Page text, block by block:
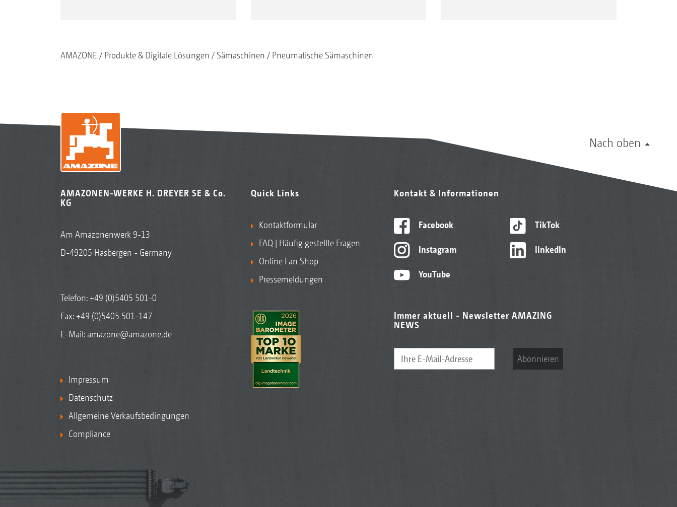
AMAZONE Produkte & Digitale Lösungen Sämaschinen Pneumatische Sämaschinen
Nach oben
AMAZONEN-WERKE H. DREYER SE & Co.
KG
Am Amazonenwerk 9-13
D-49205 Hasbergen - Germany
Telefon:+49 (0)5405 501-0
Fax: +49 (0)5405 501-147
E-Mail: amazone@amazone.de
Impressum
Datenschutz
Allgemeine Verkaufsbedingungen
Compliance
Quick Links
Kontaktformular
FAQ | Häufig gestellte Fragen
Online Fan Shop
Pressemeldungen
Kontakt & Informationen
Facebook
Instagram
YouTube
TikTok
linkedIn
Immer aktuell - Newsletter AMAZING
NEWS
Abonnieren